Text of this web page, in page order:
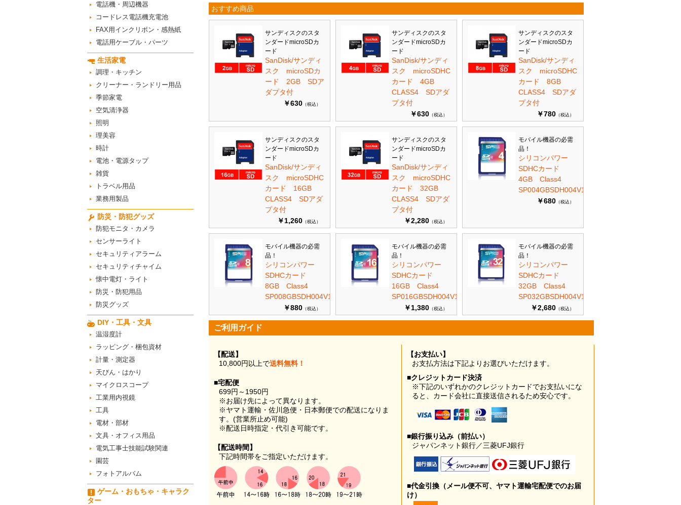
電話機・周辺機器
コードレス電話機充電池
FAX用インクリボン・感熱紙
電話用ケーブル・パーツ
生活家電
調理・キッチン
クリーナー・ランドリー用品
季節家電
空気清浄器
照明
理美容
時計
電池・電源タップ
雑貨
トラベル用品
業務用製品
防災・防犯グッズ
防犯モニタ・カメラ
センサーライト
セキュリティアラーム
セキュリティチャイム
懐中電灯・ライト
防災・防犯用品
防災グッズ
DIY・工具・文具
温湿度計
ラッピング・梱包資材
計量・測定器
天びん・はかり
マイクロスコープ
工業用内視鏡
工具
電材・部材
文具・オフィス用品
電気工事士技能試験関連
園芸
フォトアルバム
ゲーム・おもちゃ・キャラク
ター
おすすめ商品
サンディスクのスタ
ンダードmicroSDカ
ード
SanDisk/サンディ
スク microSDカ
ード 2GB SDア
ダプタ付
￥630 （税込）
サンディスクのスタ
ンダードmicroSDカ
ード
SanDisk/サンディ
スク microSDHC
カード 4GB
CLASS4 SDアダ
プタ付
￥630 （税込）
サンディスクのスタ
ンダードmicroSDカ
ード
SanDisk/サンディ
スク microSDHC
カード 8GB
CLASS4 SDアダ
プタ付
￥780 （税込）
サンディスクのスタ
ンダードmicroSDカ
ード
SanDisk/サンディ
スク microSDHC
カード 16GB
CLASS4 SDアダ
プタ付
￥1,260 （税込）
サンディスクのスタ
ンダードmicroSDカ
ード
SanDisk/サンディ
スク microSDHC
カード 32GB
CLASS4 SDアダ
プタ付
￥2,280 （税込）
モバイル機器の必需
品！
シリコンパワー
SDHCカード
4GB Class4
SP004GBSDH004V10
￥680 （税込）
モバイル機器の必需
品！
シリコンパワー
SDHCカード
8GB Class4
SP008GBSDH004V10
￥880 （税込）
モバイル機器の必需
品！
シリコンパワー
SDHCカード
16GB Class4
SP016GBSDH004V10
￥1,380 （税込）
モバイル機器の必需
品！
シリコンパワー
SDHCカード
32GB Class4
SP032GBSDH004V10
￥2,680 （税込）
ご利用ガイド
【配送】
10,800円以上で送料無料！
■宅配便
699円～1950円
※お届け先によって異なります。
※ヤマト運輸・佐川急便・日本郵便での配送になりま
す。(営業所止め可能)
※配送日時指定・代引き可能です。
【配送時間】
下記時間帯をご指定いただけます。
【お支払い】
お支払方法は下記よりお選びいただけます。
■クレジットカード決済
※下記のいずれかのクレジットカードでお支払いにな
ると、カード会社に直接送信されるため安心です。
■銀行振り込み（前払い）
ジャパンネット銀行／三菱UFJ銀行
■代金引換（メール便不可、ヤマト運輸宅配便でのお届
け）